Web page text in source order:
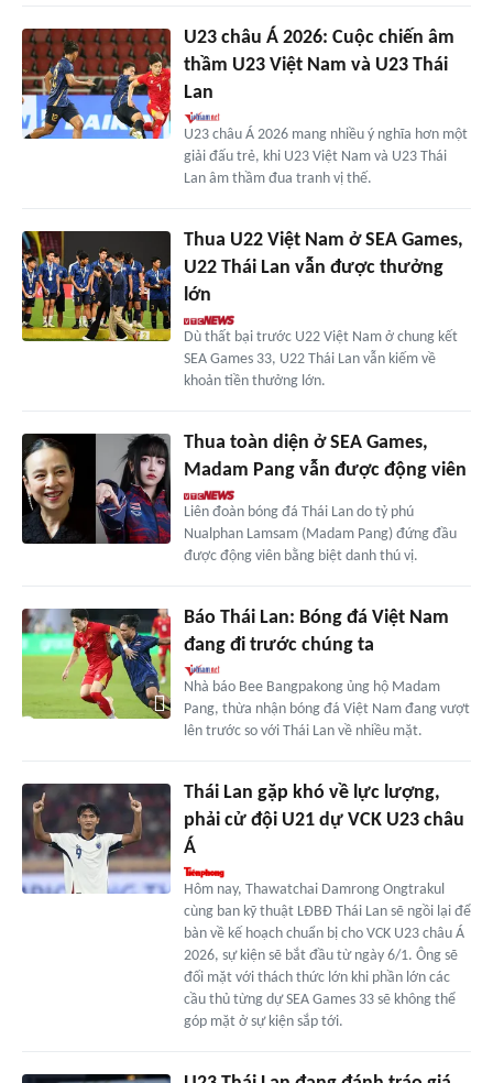
U23 châu Á 2026: Cuộc chiến âm
thầm U23 Việt Nam và U23 Thái
Lan
U23 châu Á 2026 mang nhiều ý nghĩa hơn một
giải đấu trẻ, khi U23 Việt Nam và U23 Thái
Lan âm thầm đua tranh vị thế.
Thua U22 Việt Nam ở SEA Games,
U22 Thái Lan vẫn được thưởng
lớn
Dù thất bại trước U22 Việt Nam ở chung kết
SEA Games 33, U22 Thái Lan vẫn kiếm về
khoản tiền thưởng lớn.
Thua toàn diện ở SEA Games,
Madam Pang vẫn được động viên
Liên đoàn bóng đá Thái Lan do tỷ phú
Nualphan Lamsam (Madam Pang) đứng đầu
được động viên bằng biệt danh thú vị.
Báo Thái Lan: Bóng đá Việt Nam
đang đi trước chúng ta
Nhà báo Bee Bangpakong ủng hộ Madam
Pang, thừa nhận bóng đá Việt Nam đang vượt
lên trước so với Thái Lan về nhiều mặt.
Thái Lan gặp khó về lực lượng,
phải cử đội U21 dự VCK U23 châu
Á
Hôm nay, Thawatchai Damrong Ongtrakul
cùng ban kỹ thuật LĐBĐ Thái Lan sẽ ngồi lại để
bàn về kế hoạch chuẩn bị cho VCK U23 châu Á
2026, sự kiện sẽ bắt đầu từ ngày 6/1. Ông sẽ
đối mặt với thách thức lớn khi phần lớn các
cầu thủ từng dự SEA Games 33 sẽ không thể
góp mặt ở sự kiện sắp tới.